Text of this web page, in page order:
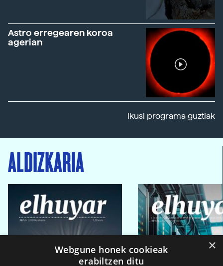
Astro erregearen koroa
agerian
Ikusi programa guztiak
ALDIZKARIA
×
Webgune honek cookieak
erabiltzen ditu